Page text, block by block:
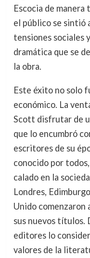
Escocia de
el público se sintió
tensiones sociales
dramática que se
la obra.
Este éxito no solo
económico. La
Scott disfrutar de
que lo encumbró
escritores de su
conocido por
calado en la
Londres,
Unido comenzaron
sus nuevos títulos.
editores lo
valores de la